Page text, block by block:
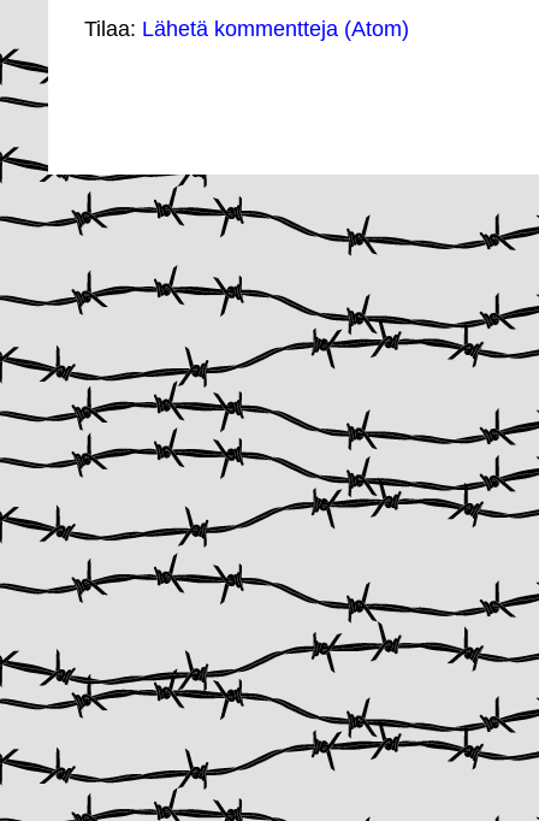
Tilaa: Lähetä kommentteja (Atom)